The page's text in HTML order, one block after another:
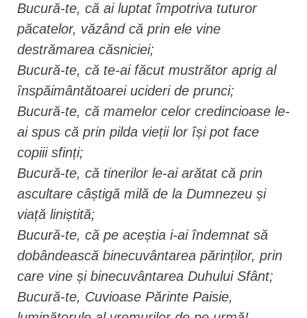
Bucură-te, că ai luptat împotriva tuturor
păcatelor, văzând că prin ele vine
destrămarea căsniciei;
Bucură-te, că te-ai făcut mustrător aprig al
înspăimântătoarei ucideri de prunci;
Bucură-te, că mamelor celor credincioase le-
ai spus că prin pilda vieții lor își pot face
copiii sfinți;
Bucură-te, că tinerilor le-ai arătat că prin
ascultare câștigă milă de la Dumnezeu și
viață liniștită;
Bucură-te, că pe aceștia i-ai îndemnat să
dobândească binecuvântarea părinților, prin
care vine și binecuvântarea Duhului Sfânt;
Bucură-te, Cuvioase Părinte Paisie,